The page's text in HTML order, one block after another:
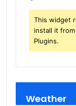
This widget
install it
Plugins.
Weather